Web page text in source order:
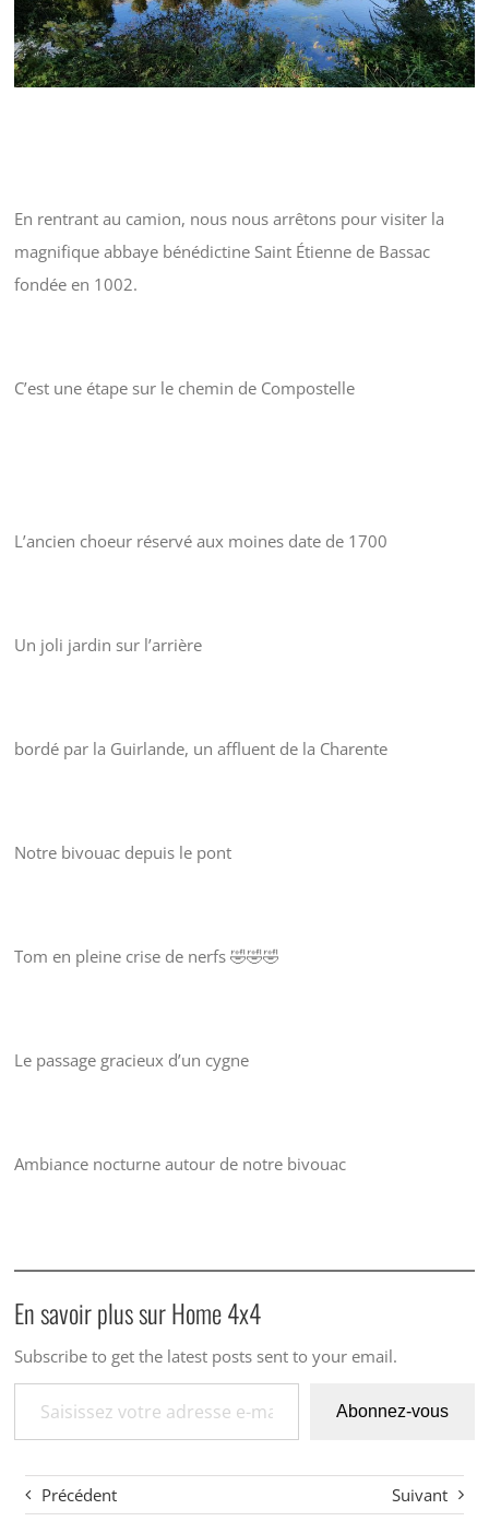
En rentrant au camion, nous nous arrêtons pour visiter la
magnifique abbaye bénédictine Saint Étienne de Bassac
fondée en 1002.
C’est une étape sur le chemin de Compostelle
L’ancien choeur réservé aux moines date de 1700
Un joli jardin sur l’arrière
bordé par la Guirlande, un affluent de la Charente
Notre bivouac depuis le pont
Tom en pleine crise de nerfs 🤣🤣🤣
Le passage gracieux d’un cygne
Ambiance nocturne autour de notre bivouac
En savoir plus sur Home 4x4
Subscribe to get the latest posts sent to your email.
Saisissez votre adresse e-mail…
Abonnez-vous
Précédent Suivant